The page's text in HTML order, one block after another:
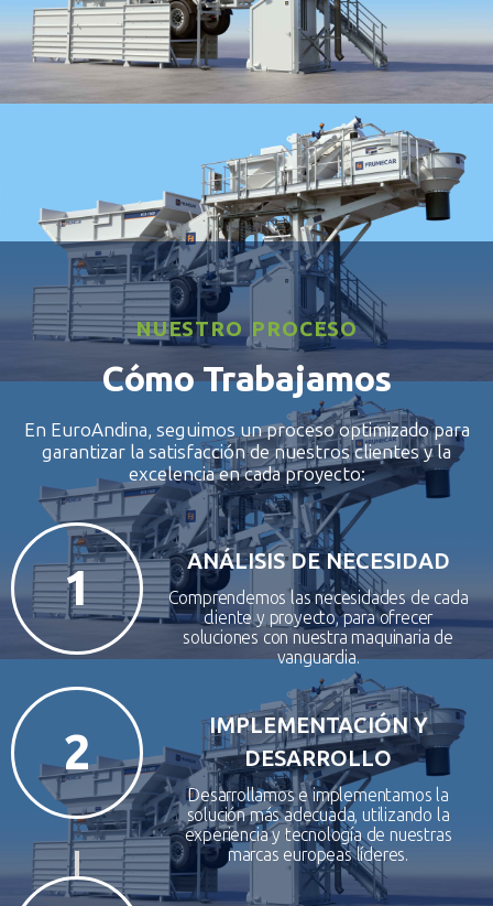
WET1000
NUESTRO PROCESO
Cómo Trabajamos
En EuroAndina, seguimos un proceso optimizado para
garantizar la satisfacción de nuestros clientes y la
excelencia en cada proyecto:
1 ANÁLISIS DE NECESIDAD
Comprendemos las necesidades de cada
cliente y proyecto, para ofrecer
soluciones con nuestra maquinaria de
vanguardia.
2
IMPLEMENTACIÓN Y
DESARROLLO
Desarrollamos e implementamos la
solución más adecuada, utilizando la
experiencia y tecnología de nuestras
marcas europeas líderes.